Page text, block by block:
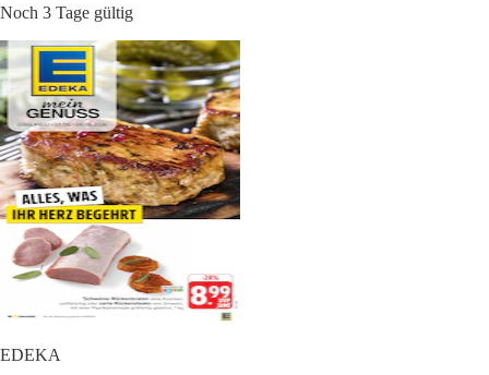
Noch 3 Tage gültig
EDEKA